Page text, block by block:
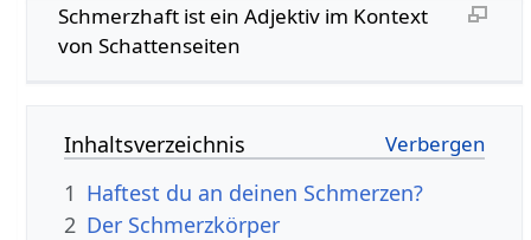
Schmerzhaft‏‎ ist ein Adjektiv im Kontext
von Schattenseiten
Inhaltsverzeichnis
1 Haftest du an deinen Schmerzen?
2 Der Schmerzkörper